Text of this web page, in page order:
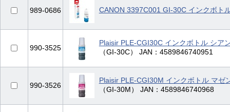
989-0686 CANON 3397C001 GI-30C インクボト
990-3525
Plaisir PLE-CGI30C インクボトル シア
（GI-30C） JAN：4589846740951
990-3526
Plaisir PLE-CGI30M インクボトル マゼ
（GI-30M） JAN：4589846740968